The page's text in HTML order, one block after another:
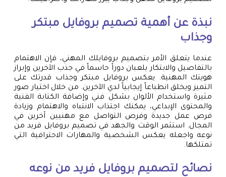
نبذة عن أهمية تصميم بروفايل مبتكر
وجذاب
عندما يتعلق الأمر بتصميم بروفايلك المهني، فإن الاهتمام
بالتفاصيل والابتكار يلعبان دوراً حاسماً في جذب الآخرين وإبراز
هويتك المهنية. يعكس بروفايل مبتكر وجذاب قدرتك على
التميز ويخلق انطباعاً إيجابياً لدي الآخرين. من خلال اختيار صور
مثيرة واستخدام الألوان بشكل فني وإضافة الكتابة الفنية
والمحتوى الإبداعي، يمكنك اجتذاب الانتباه والاهتمام وزيادة
فرص عمل جديدة وفرص التواصل مع مهنيين آخرين في
المجال. استثمر الوقت والجهد في تصميم بروفايل فريد من
نوعه واجعله يعكس الشخصية والمهارات الاحترافية التي
تمتلكها.
نصائح لتصميم بروفايل فريد من نوعه